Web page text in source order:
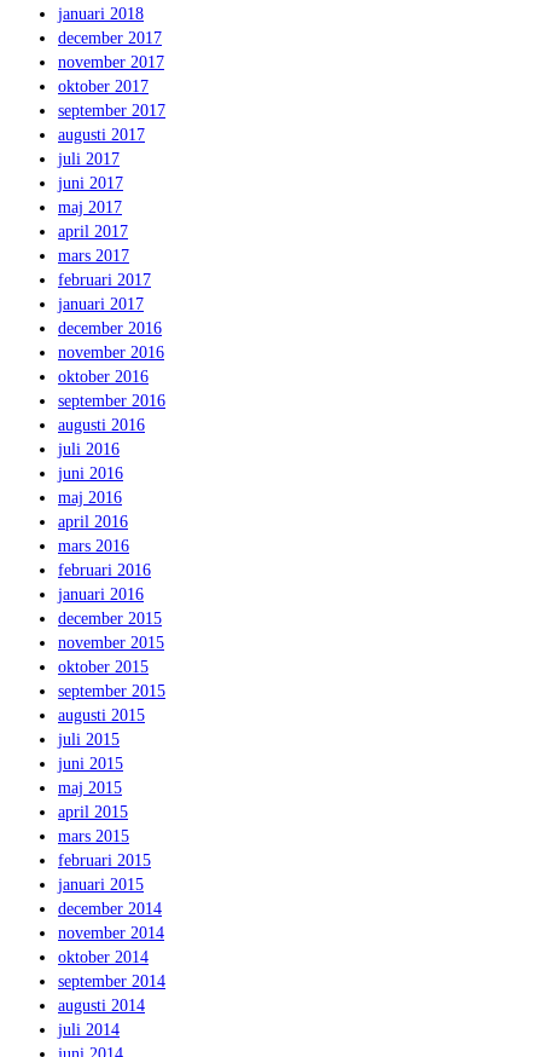
januari 2018
december 2017
november 2017
oktober 2017
september 2017
augusti 2017
juli 2017
juni 2017
maj 2017
april 2017
mars 2017
februari 2017
januari 2017
december 2016
november 2016
oktober 2016
september 2016
augusti 2016
juli 2016
juni 2016
maj 2016
april 2016
mars 2016
februari 2016
januari 2016
december 2015
november 2015
oktober 2015
september 2015
augusti 2015
juli 2015
juni 2015
maj 2015
april 2015
mars 2015
februari 2015
januari 2015
december 2014
november 2014
oktober 2014
september 2014
augusti 2014
juli 2014